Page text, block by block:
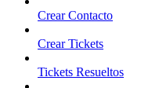
Crear Contacto
Crear Tickets
Tickets Resueltos